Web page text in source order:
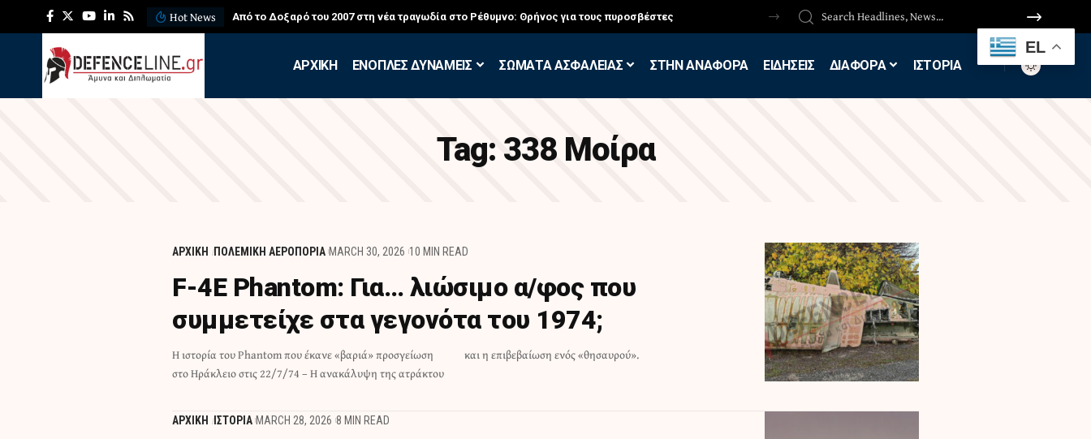
Hot News
τους πυροσβέστες ΛΕΦΕΔ: Η εντυπωσιακή άσκηση των Εθελοντών Εφέδρων στον Έβρο
APXIKH ΕΝΟΠΛΕΣ ΔΥΝΑΜΕΙΣ ΣΩΜΑΤΑ ΑΣΦΑΛΕΙΑΣ ΣΤΗΝ ΑΝΑΦΟΡΑ ΕΙΔΗΣΕΙΣ ΔΙΑΦΟΡΑ ΙΣΤΟΡΙΑ
Tag: 338 Μοίρα
ΑΡΧΙΚΗ ΠΟΛΕΜΙΚΗ ΑΕΡΟΠΟΡΙΑ MARCH 30, 2026 10 MIN READ
F-4E Phantom: Για… λιώσιμο α/φος που
συμμετείχε στα γεγονότα του 1974;
Η ιστορία του Phantom που έκανε «βαριά» προσγείωση
στο Ηράκλειο στις 22/7/74 – Η ανακάλυψη της ατράκτου
και η επιβεβαίωση ενός «θησαυρού».
ΑΡΧΙΚΗ ΙΣΤΟΡΙΑ MARCH 28, 2026 8 MIN READ
EL